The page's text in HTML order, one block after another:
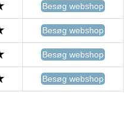
Besøg webshop
Besøg webshop
Besøg webshop
Besøg webshop